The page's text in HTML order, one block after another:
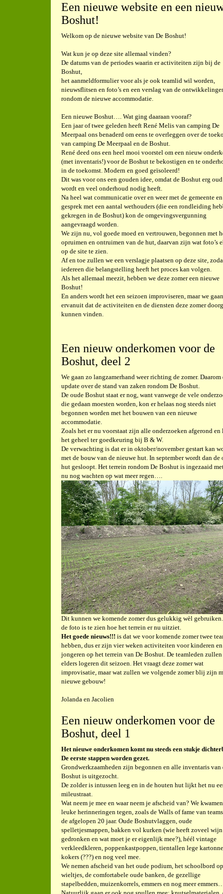
Een nieuwe website en een
Boshut!
Welkom op de nieuwe website van De Boshut!
Wat kun je op deze site allemaal vinden?
De datums van de periodes waarin er activiteiten zijn bij de
Boshut,
het aanmeldformulier voor als je ook teamlid wil worden,
nieuwsflitsen en foto’s en een verslag van de
rondom de nieuwe accommodatie.
Een nieuwe Boshut…. Wat ging daaraan vooraf?
Een jaar of twee geleden heeft René Melis van camping De
Meerpaal ons benaderd om eens te overleggen over de
van camping De Meerpaal en de Boshut.
René deed ons een heel mooi voorstel om een nieuw
(met inventaris!) voor de Boshut te bekostigen en te
in de toekomst. Modern en goed geïsoleerd!
Dit was voor ons een gouden idee, omdat de Boshut erg oud
wordt en veel onderhoud nodig heeft.
Na heel wat communicatie over en weer met de gemeente
gesprek met een aantal wethouders (die een rondleiding
gekregen in de Boshut) kon de omgevingsvergunning
aangevraagd worden.
We zijn nu, vol goede moed en vertrouwen, begonnen met
opruimen en ontruimen van de hut, daarvan zijn wat foto’s
op de site te zien.
Af en toe zullen we een verslagje plaatsen op deze site,
iedereen die belangstelling heeft het proces kan volgen.
Als het allemaal meezit, hebben we deze zomer een nieuwe
Boshut!
En anders wordt het een seizoen improviseren, maar we gaan
ervanuit dat de activiteiten en de diensten deze zomer
kunnen vinden.
Een nieuw onderkomen voor de
Boshut, deel 2
We gaan zo langzamerhand weer richting de zomer. Daarom
update over de stand van zaken rondom De Boshut.
De oude Boshut staat er nog, want vanwege de vele
die gedaan moesten worden, kon er helaas nog steeds niet
begonnen worden met het bouwen van een nieuwe
accommodatie.
Zoals het er nu voorstaat zijn alle onderzoeken afgerond
het geheel ter goedkeuring bij B & W.
De verwachting is dat er in oktober/november gestart kan
met de bouw van de nieuwe hut. In september wordt dan de
hut gesloopt. Het terrein rondom De Boshut is ingezaaid
nu nog wachten op wat meer regen….
Dit kunnen we komende zomer dus gelukkig wèl
de foto is te zien hoe het terrein er nu uitziet.
Het goede nieuws!!! is dat we voor komende zomer twee
hebben, dus er zijn vier weken activiteiten voor kinderen en
jongeren op het terrein van De Boshut. De teamleden zullen
elders logeren dit seizoen. Het vraagt deze zomer wat
improvisatie, maar wat zullen we volgende zomer blij zijn
nieuwe gebouw!
Jolanda en Jacolien
Een nieuw onderkomen voor de
Boshut, deel 1
Het nieuwe onderkomen komt nu steeds een stukje
De eerste stappen worden gezet.
Grondwerkzaamheden zijn begonnen en alle inventaris van
Boshut is uitgezocht.
De zolder is intussen leeg en in de houten hut lijkt het nu
mileustraat.
Wat neem je mee en waar neem je afscheid van? We
leuke herinneringen tegen, zoals de Walls of fame van
de afgelopen 20 jaar. Oude Boshutvlaggen, oude
spelletjesmappen, bakken vol kurken (wie heeft zoveel wijn
gedronken en wat moet je er eigenlijk mee?), héél vintage
verkleedkleren, poppenkastpoppen, tientallen lege
kokers (???) en nog veel mee.
We nemen afscheid van het oude podium, het schoolbord op
wieltjes, de comfortabele oude banken, de gezellige
stapelbedden, muizenkorrels, emmers en nog meer emmers….